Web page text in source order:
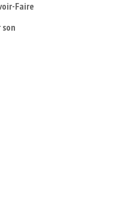
Faire